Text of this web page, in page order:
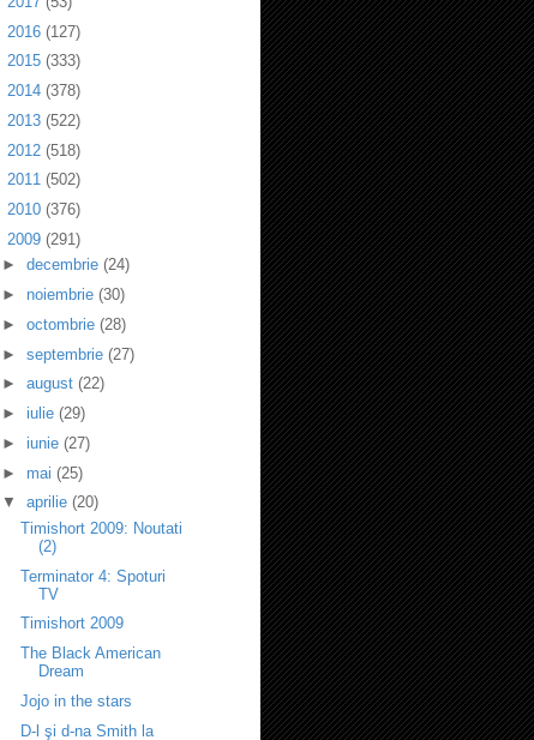
2016 (127)
2015 (333)
2014 (378)
2013 (522)
2012 (518)
2011 (502)
2010 (376)
2009 (291)
► decembrie (24)
► noiembrie (30)
► octombrie (28)
► septembrie (27)
► august (22)
► iulie (29)
► iunie (27)
► mai (25)
▼ aprilie (20)
Timishort 2009: Noutati
(2)
Terminator 4: Spoturi
TV
Timishort 2009
The Black American
Dream
Jojo in the stars
D-l şi d-na Smith la